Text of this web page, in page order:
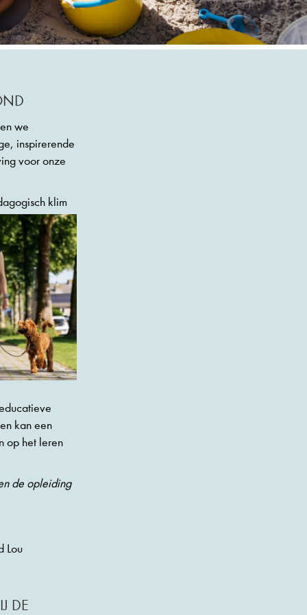
we
inspirerende
voor onze
klim
kan een
op het leren
de opleiding
Lou
DE